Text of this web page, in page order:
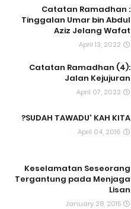
Catatan Ramadhan :
Tinggalan Umar bin Abdul
Aziz Jelang Wafat
April 13, 2022
Catatan Ramadhan (4):
Jalan Kejujuran
April 07, 2022
SUDAH TAWADU' KAH KITA?
April 04, 2016
Keselamatan Seseorang
Tergantung pada Menjaga
Lisan
January 28, 2015